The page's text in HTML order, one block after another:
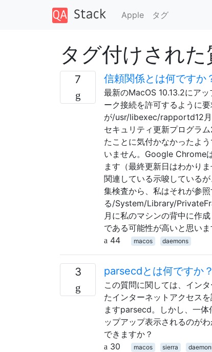
Apple タグ
タグ付けされた
7 信頼関係とは何ですか
最新のMacOS 10.13.2にア
ーク接続を許可するように
が/usr/libexec/rapportd12月
セキュリティ更新プログラ
たことに気付かなかったよ
いません。Google Chrome
ます（最終更新日はわかり
関連している示唆している
集検査から、私はそれが参
る/System/Library/
月に私のマシンの背中に作
である可能性が高いと思い
44
macos daemons
3 parsecdとは何ですか？
この質問に関しては、イン
たインターネットアクセス
ますparsecd。しかし、一
ップアップ表示されるのが
できますか？
30
macos sierra